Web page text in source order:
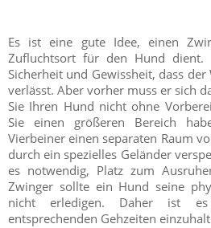
Es ist eine gute Idee, einen
Zufluchtsort für den Hund
Sicherheit und Gewissheit, dass
verlässt. Aber vorher muss er sich
Sie Ihren Hund nicht ohne
Sie einen größeren Bereich
Vierbeiner einen separaten Raum
durch ein spezielles Geländer
es notwendig, Platz zum
Zwinger sollte ein Hund seine
nicht erledigen. Daher ist
entsprechenden Gehzeiten